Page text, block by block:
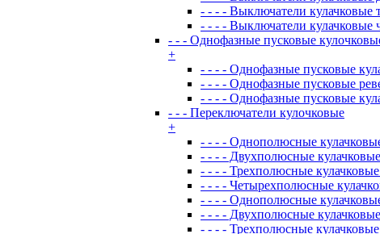
- - - - Выключатели кулачковые
- - - - Выключатели кулачковые
- - - Однофазные пусковые
+
- - - - Однофазные пусковые
- - - - Однофазные пусковые
- - - - Однофазные пусковые
- - - Переключатели кулочковые
+
- - - - Однополюсные
- - - - Двухполюсные
- - - - Трехполюсные
- - - - Четырехполюсные
- - - - Однополюсные
- - - - Двухполюсные
- - - - Трехполюсные